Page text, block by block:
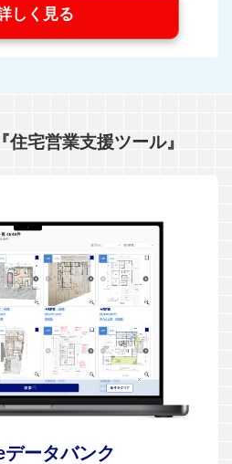
しく見る
住宅営業支援ツール』
ータバンク